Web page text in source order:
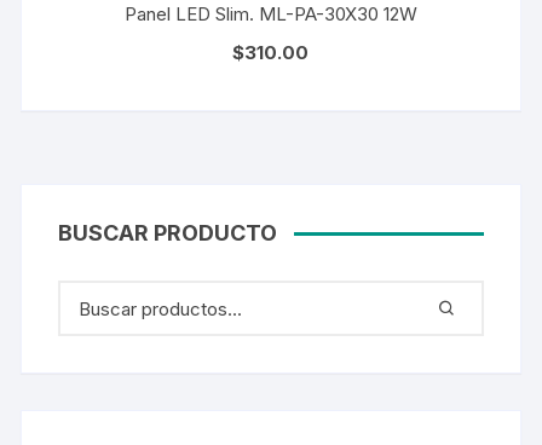
Panel LED Slim. ML-PA-30X30 12W
$310.00
BUSCAR PRODUCTO